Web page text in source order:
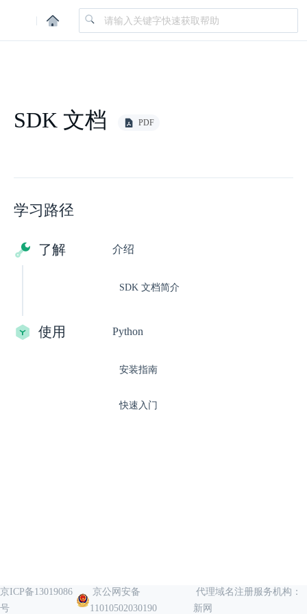
|
SDK 文档 PDF
学习路径
了解 介绍
SDK 文档简介
使用 Python
安装指南
快速入门
京ICP备13019086
号
京公网安备
11010502030190
代理域名注册服务机构：
新网